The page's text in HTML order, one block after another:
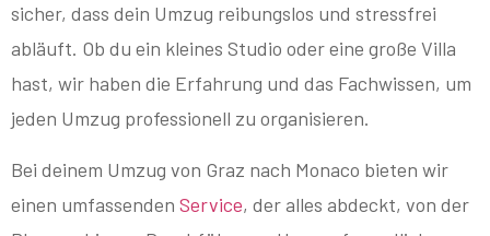
sicher, dass dein Umzug reibungslos und stressfrei
abläuft. Ob du ein kleines Studio oder eine große Villa
hast, wir haben die Erfahrung und das Fachwissen, um
jeden Umzug professionell zu organisieren.
Bei deinem Umzug von Graz nach Monaco bieten wir
einen umfassenden Service, der alles abdeckt, von der